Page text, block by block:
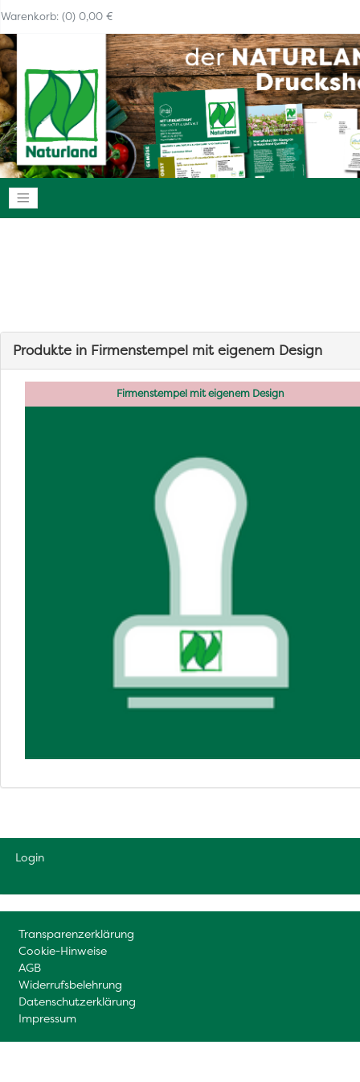
Warenkorb: (0) 0,00 €
Navigation anzeigen
Produkte in Firmenstempel mit eigenem Design
Firmenstempel mit eigenem Design
Login
Transparenzerklärung
Cookie-Hinweise
AGB
Widerrufsbelehrung
Datenschutzerklärung
Impressum